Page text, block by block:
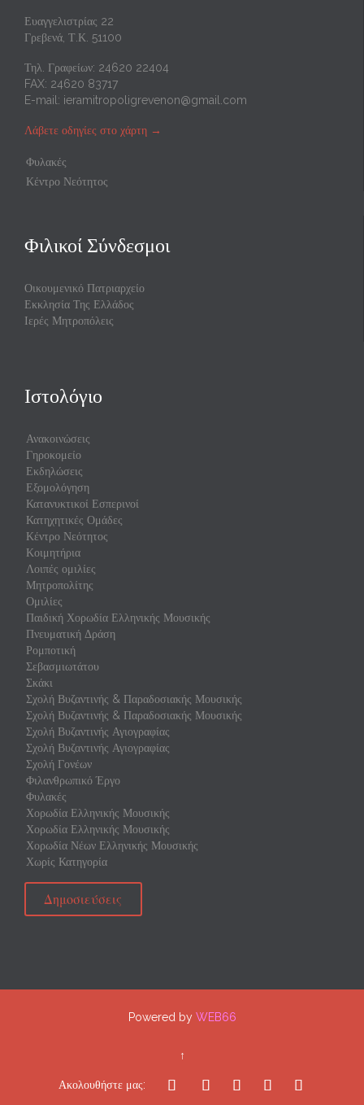
Ευαγγελιστρίας 22
Γρεβενά, Τ.Κ. 51100
Τηλ. Γραφείων: 24620 22404
FAX: 24620 83717
E-mail: ieramitropoligrevenon@gmail.com
Λάβετε οδηγίες στο χάρτη →
Φυλακές
Κέντρο Νεότητος
Φιλικοί Σύνδεσμοι
Οικουμενικό Πατριαρχείο
Εκκλησία Της Ελλάδος
Ιερές Μητροπόλεις
Ιστολόγιο
Ανακοινώσεις
Γηροκομείο
Εκδηλώσεις
Εξομολόγηση
Κατανυκτικοί Εσπερινοί
Κατηχητικές Ομάδες
Κέντρο Νεότητος
Κοιμητήρια
Λοιπές ομιλίες
Μητροπολίτης
Ομιλίες
Παιδική Χορωδία Ελληνικής Μουσικής
Πνευματική Δράση
Ρομποτική
Σεβασμιωτάτου
Σκάκι
Σχολή Βυζαντινής & Παραδοσιακής Μουσικής
Σχολή Βυζαντινής & Παραδοσιακής Μουσικής
Σχολή Βυζαντινής Αγιογραφίας
Σχολή Βυζαντινής Αγιογραφίας
Σχολή Γονέων
Φιλανθρωπικό Έργο
Φυλακές
Χορωδία Ελληνικής Μουσικής
Χορωδία Ελληνικής Μουσικής
Χορωδία Νέων Ελληνικής Μουσικής
Χωρίς Κατηγορία
Δημοσιεύσεις
Powered by WEB66
↑
Ακολουθήστε μας:     